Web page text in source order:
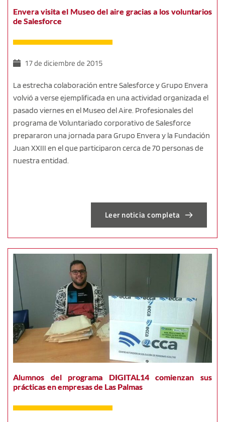
Envera visita el Museo del aire gracias a los voluntarios
de Salesforce
17 de diciembre de 2015
La estrecha colaboración entre Salesforce y Grupo Envera
volvió a verse ejemplificada en una actividad organizada el
pasado viernes en el Museo del Aire. Profesionales del
programa de Voluntariado corporativo de Salesforce
prepararon una jornada para Grupo Envera y la Fundación
Juan XXIII en el que participaron cerca de 70 personas de
nuestra entidad.
Leer noticia completa
Alumnos del programa DIGITAL14 comienzan sus
prácticas en empresas de Las Palmas